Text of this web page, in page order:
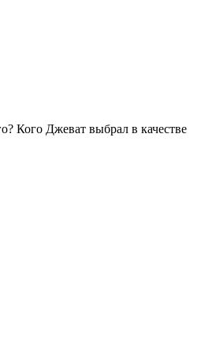
Кого Джеват выбрал в качестве